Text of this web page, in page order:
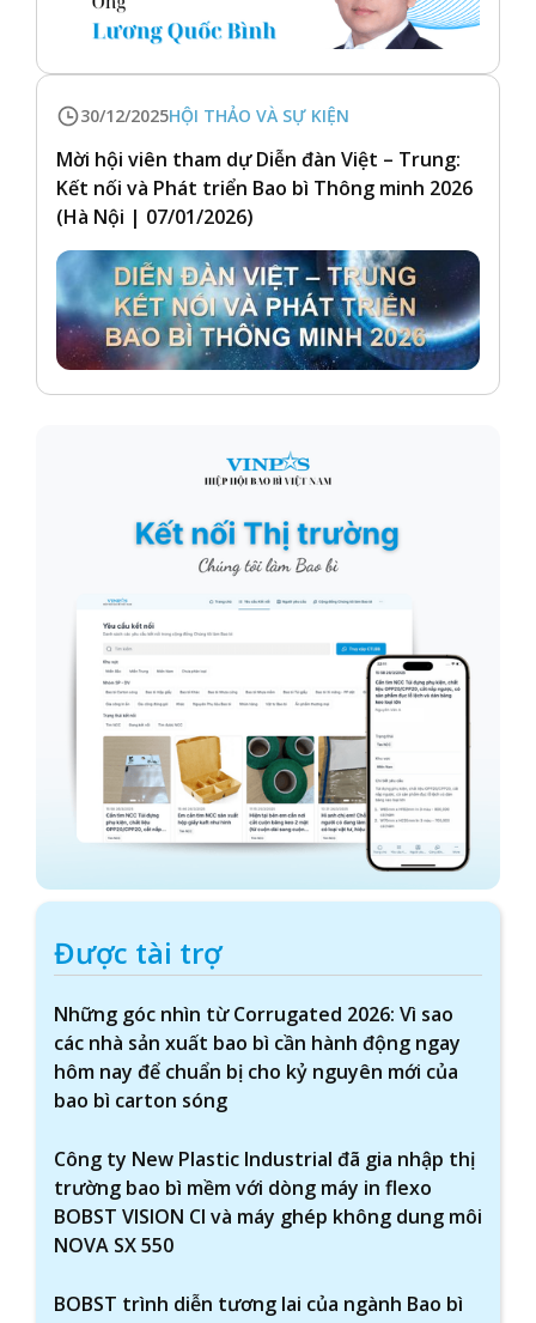
30/12/2025HỘI THẢO VÀ SỰ KIỆN
Mời hội viên tham dự Diễn đàn Việt – Trung:
Kết nối và Phát triển Bao bì Thông minh 2026
(Hà Nội | 07/01/2026)
Được tài trợ
Những góc nhìn từ Corrugated 2026: Vì sao
các nhà sản xuất bao bì cần hành động ngay
hôm nay để chuẩn bị cho kỷ nguyên mới của
bao bì carton sóng
Công ty New Plastic Industrial đã gia nhập thị
trường bao bì mềm với dòng máy in flexo
BOBST VISION CI và máy ghép không dung môi
NOVA SX 550
BOBST trình diễn tương lai của ngành Bao bì